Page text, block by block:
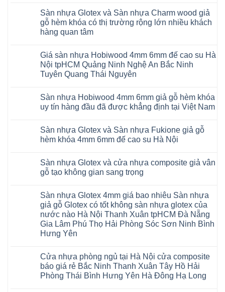
RUM
AI
35
AI
AI
37
AI
dày
12mm
to
tại
Hà
Nội
Xuân
Thanh
Trì
Cầu
Giấy
Tây
Hồ
Yên
TpHCM
Bình
Dương
Huế
Cần
Thơ
Đà
Đức
Hoài
Đức
Ninh
khóa
4mm
6mm
đế
cao
charm
wood
hobiwood
kosmos
mikado
4mm
6mm
thợ
Sửa
sàn
nhiêu
1m2
tại
Dương
Đà
Nẵng
Khánh
Hòa
Hải
Phòng
Hưng
Yên
Nghệ
An
Quảng
bình
luận
ở
Sàn
và
Sàn
nhựa
Hobiwood
giả
khóa
4mm
6mm
su
có
hèm
minh
chống
cong
ngót
Gia
Lâm
Thanh
Xuân
Hà
Nội
Từ
Liêm
Đan
Phượng
Hưng
Sàn nhựa Glotex và Sàn nhựa Charm wood giả
gỗ hèm khóa có thị trường rộng lớn nhiều khách
hàng quan tâm
bình
luận
ở
Sàn
và
Sàn
nhựa
giả
gỗ
hèm
thị
trường
rộng
khách
hàng
quan
tâm
Giá sàn nhựa Hobiwood 4mm 6mm đế cao su Hà
Nội tpHCM Quảng Ninh Nghệ An Bắc Ninh
Tuyên Quang Thái Nguyên
bình
luận
ở
nhựa
Hobiwood
4mm
cao
Hà
Quảng
Ninh
Nghệ
An
Bắc
Ninh
Tuyên
Nguyên
Sàn nhựa Hobiwood 4mm 6mm giả gỗ hèm khóa
uy tín hàng đầu đã được khẳng định tại Việt Nam
bình
luận
ở
Hobiwood
4mm
6mm
hèm
khóa
uy
tín
hàng
đầu
đã
định
tại
Việt
Nam
Sàn nhựa Glotex và Sàn nhựa Fukione giả gỗ
hèm khóa 4mm 6mm đế cao su Hà Nội
bình
luận
ở
Glotex
Sàn
nhựa
Fukione
giả
gỗ
4mm
6mm
đế
cao
su
Sàn nhựa Glotex và cửa nhựa composite giả vân
gỗ tạo không gian sang trọng
bình
luận
ở
Sàn
nhựa
Glotex
và
composite
giả
vân
gỗ
tạo
Sàn nhựa Glotex 4mm giá bao nhiêu Sàn nhựa
giả gỗ Glotex có tốt không sàn nhựa glotex của
nước nào Hà Nội Thanh Xuân tpHCM Đà Nẵng
Gia Lâm Phú Thọ Hải Phòng Sóc Sơn Ninh Bình
Hưng Yên
bình
luận
ở
Sàn
Cửa nhựa phòng ngủ tại Hà Nội cửa composite
báo giá rẻ Bắc Ninh Thanh Xuân Tây Hồ Hải
Phòng Thái Bình Hưng Yên Hà Đông Hạ Long